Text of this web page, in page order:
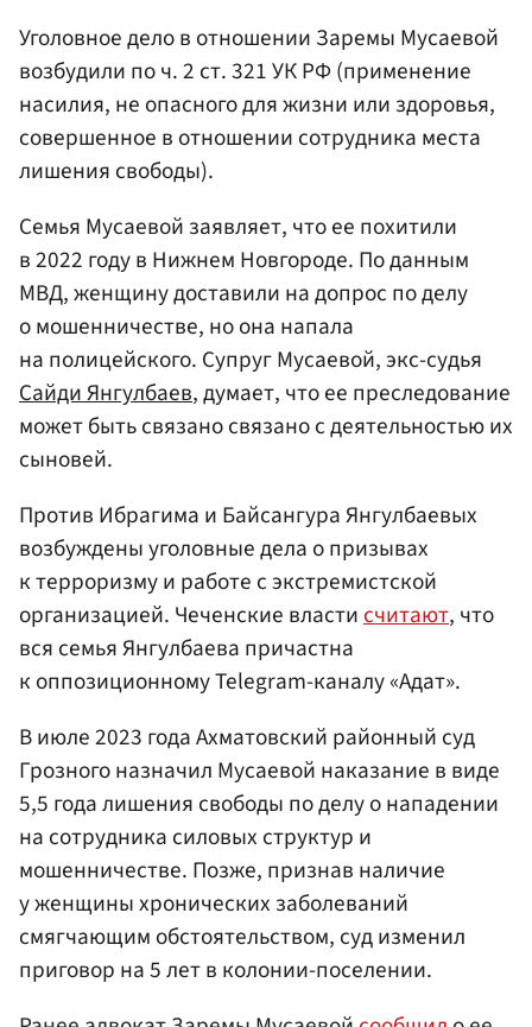
Уголовное дело в отношении Заремы Мусаевой
возбудили по ч. 2 ст. 321 УК РФ (применение
насилия, не опасного для жизни или здоровья,
совершенное в отношении сотрудника места
лишения свободы).
Семья Мусаевой заявляет, что ее похитили
в 2022 году в Нижнем Новгороде. По данным
МВД, женщину доставили на допрос по делу
о мошенничестве, но она напала
на полицейского. Супруг Мусаевой, экс-судья
Сайди Янгулбаев, думает, что ее преследование
может быть связано связано с деятельностью их
сыновей.
Против Ибрагима и Байсангура Янгулбаевых
возбуждены уголовные дела о призывах
к терроризму и работе с экстремистской
организацией. Чеченские властисчитают, что
вся семья Янгулбаева причастна
к оппозиционному Telegram-каналу «Адат».
В июле 2023 года Ахматовский районный суд
Грозного назначил Мусаевой наказание в виде
5,5 года лишения свободы по делу о нападении
на сотрудника силовых структур и
мошенничестве. Позже, признав наличие
у женщины хронических заболеваний
смягчающим обстоятельством, суд изменил
приговор на 5 лет в колонии-поселении.